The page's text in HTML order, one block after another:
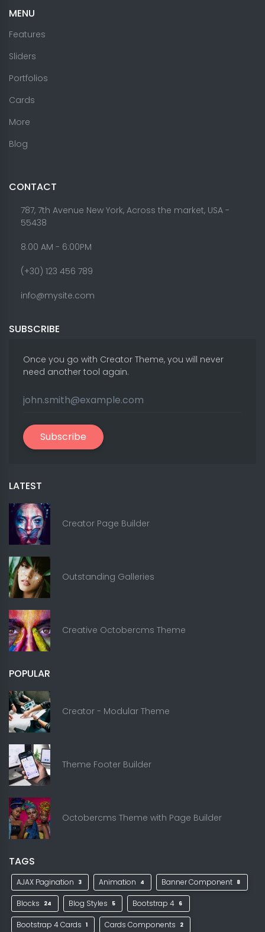
MENU
Features
Sliders
Portfolios
Cards
More
Blog
CONTACT
787, 7th Avenue New York, Across the market, USA -
55438
8.00 AM - 6:00PM
(+30) 123 456 789
info@mysite.com
SUBSCRIBE
Once you go with Creator Theme, you will never
need another tool again.
Subscribe
LATEST
Creator Page Builder
Outstanding Galleries
Creative Octobercms Theme
POPULAR
Creator - Modular Theme
Theme Footer Builder
Octobercms Theme with Page Builder
TAGS
AJAX Pagination 3 Animation 4 Banner Component 8
Blocks 24 Blog Styles 5 Bootstrap 4 6
Bootstrap 4 Cards 1 Cards Components 2